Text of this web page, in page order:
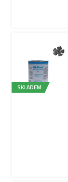
SKLADEM